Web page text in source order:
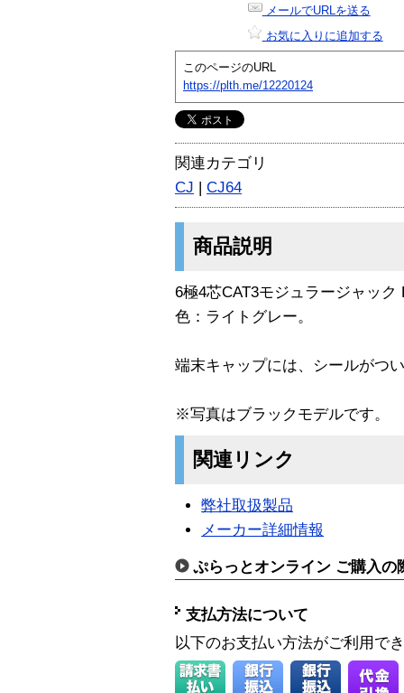
メールでURLを送る
お気に入りに追加する
このページのURL
https://plth.me/12220124
関連カテゴリ
CJ | CJ64
商品説明
6極4芯CAT3モジュラージャック
色：ライトグレー。
端末キャップには、シールがつ
※写真はブラックモデルです。
関連リンク
弊社取扱製品
メーカー詳細情報
ぷらっとオンライン ご購入の
支払方法について
以下のお支払い方法がご利用で